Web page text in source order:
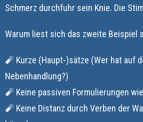
Schmerz durchfuhr sein Knie. Die
Warum liest sich das zweite Beispiel
🧨 Kurze (Haupt-)sätze (Wer hat auf
Nebenhandlung?)
🧨 Keine passiven Formulierungen
🧨 Keine Distanz durch Verben der